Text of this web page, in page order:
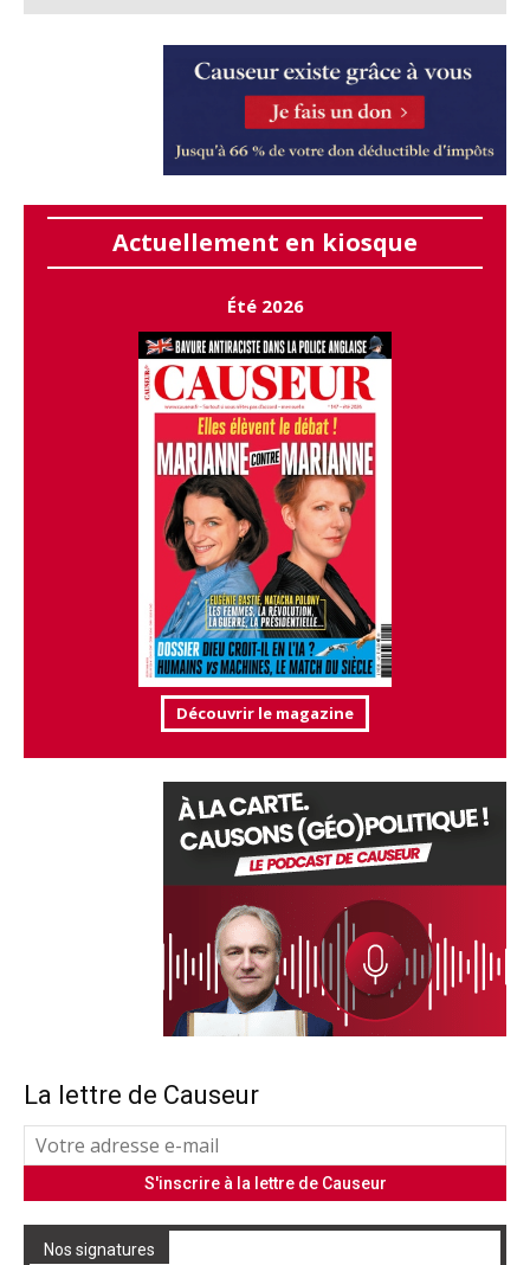
Actuellement en kiosque
Été 2026
Découvrir le magazine
La lettre de Causeur
Nos signatures